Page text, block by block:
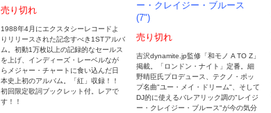
売り切れ
1988年4月にエクスタシーレコードよ
りリリースされた記念すべき1STアルバ
ム。初動1万枚以上の記録的なセールス
を上げ、インディーズ・レーベルなが
らメジャー・チャートに食い込んだ日
本史上初のアルバム。「紅」収録！！
初回限定歌詞ブックレット付。レアで
す！！
ー・クレイジー・ブルース
(7")
売り切れ
吉沢dynamite.jp監修「和モノ A TO Z」
掲載。「ロンドン・ナイト」定番。細
野晴臣氏プロデュース、テクノ・ポッ
プ名曲"ユー・メイ・ドリーム"、そして
DJ的に使えるバレアリック調の"レイジ
ー・クレイジー・ブルース"が今の気分